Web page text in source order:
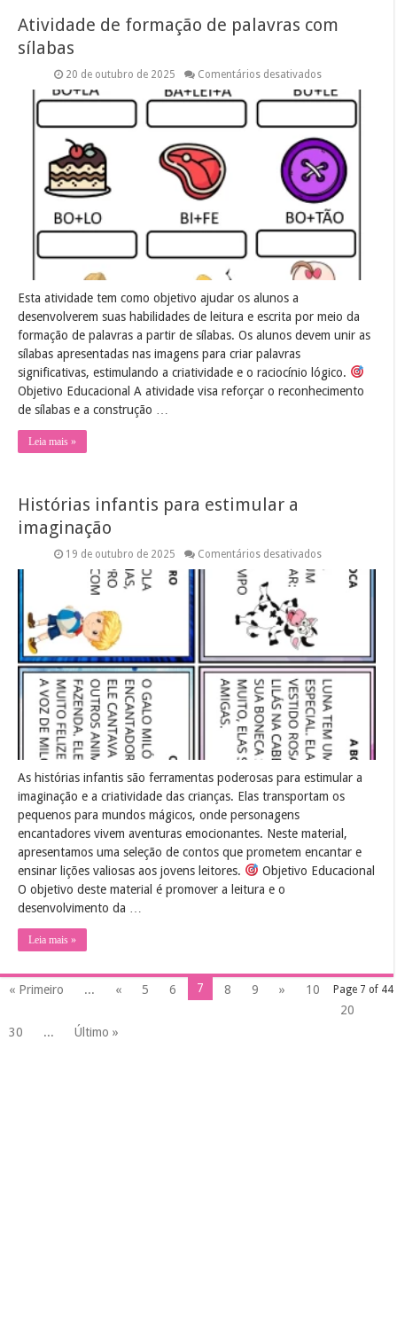
Atividade de formação de palavras com
sílabas
20 de outubro de 2025 Comentários desativadosem
de
de
palavras
com
sílabas
Esta atividade tem como objetivo ajudar os alunos a
desenvolverem suas habilidades de leitura e escrita por meio da
formação de palavras a partir de sílabas. Os alunos devem unir as
sílabas apresentadas nas imagens para criar palavras
significativas, estimulando a criatividade e o raciocínio lógico.
Objetivo Educacional A atividade visa reforçar o reconhecimento
de sílabas e a construção …
Leia mais »
Histórias infantis para estimular a
imaginação
19 de outubro de 2025 Comentários desativadosem
infantis
As histórias infantis são ferramentas poderosas para estimular a
imaginação e a criatividade das crianças. Elas transportam os
pequenos para mundos mágicos, onde personagens
encantadores vivem aventuras emocionantes. Neste material,
apresentamos uma seleção de contos que prometem encantar e
ensinar lições valiosas aos jovens leitores.
Objetivo Educacional
O objetivo deste material é promover a leitura e o
desenvolvimento da …
Leia mais »
Page 7 of 44
« Primeiro ... « 5 6 7 8 9 »
10
20
30
... Último »